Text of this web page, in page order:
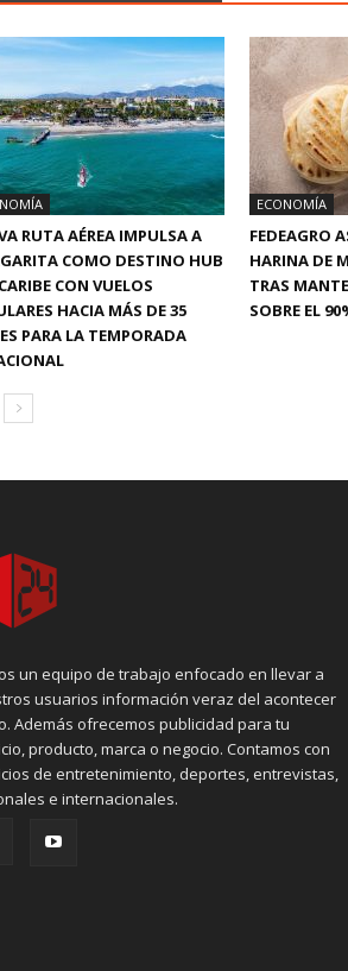
RUTA AÉREA IMPULSA A
COMO DESTINO HUB
CON VUELOS
HACIA MÁS DE 35
PARA LA TEMPORADA
ECONOMÍA
FEDEAGRO
HARINA DE
TRAS
SOBRE EL
un equipo de trabajo enfocado en llevar a
usuarios información veraz del acontecer
Además ofrecemos publicidad para tu
producto, marca o negocio. Contamos con
de entretenimiento, deportes, entrevistas,
e internacionales.